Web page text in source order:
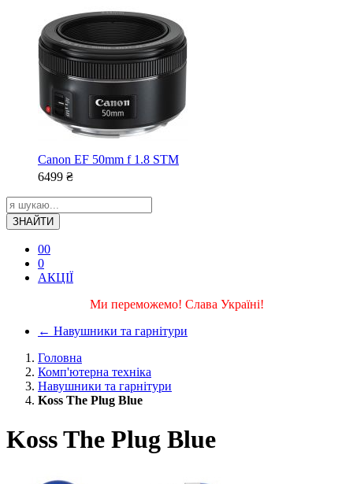
Canon EF 50mm f 1.8 STM
6499 ₴
ЗНАЙТИ
00
0
АКЦІЇ
Ми переможемо! Слава Україні!
← Навушники та гарнітури
Головна
Комп'ютерна техніка
Навушники та гарнітури
Koss The Plug Blue
Koss The Plug Blue